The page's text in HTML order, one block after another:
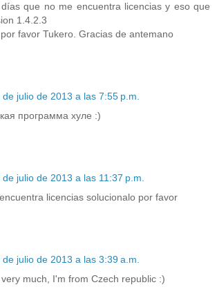
que no me encuentra licencias y eso que
1.4.2.3
favor Tukero. Gracias de antemano
de julio de 2013 a las 7:55 p.m.
программа хуле :)
de julio de 2013 a las 11:37 p.m.
licencias solucionalo por favor
de julio de 2013 a las 3:39 a.m.
much, I'm from Czech republic :)